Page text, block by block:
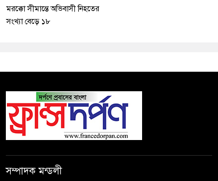
মরক্কো সীমান্তে অভিবাসী নিহতের
সংখ্যা বেড়ে ১৮
সম্পাদক মন্ডলী